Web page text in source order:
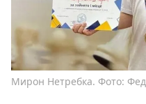
Мирон Нетребка. Фото: